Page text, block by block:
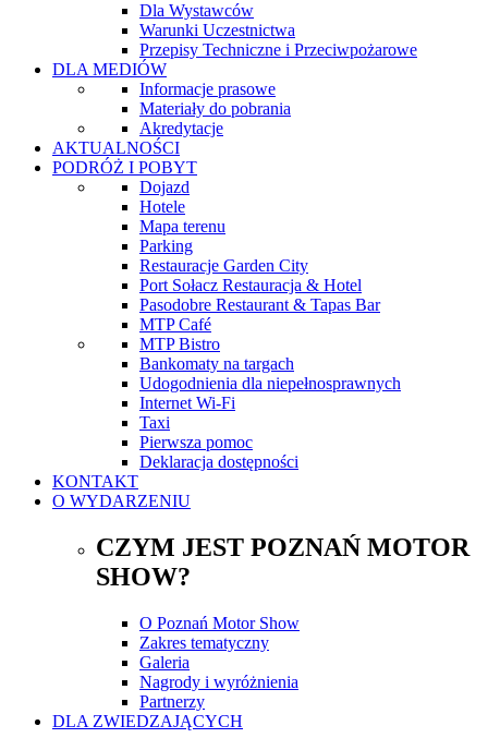
Dla Wystawców
Warunki Uczestnictwa
Przepisy Techniczne i Przeciwpożarowe
DLA MEDIÓW
Informacje prasowe
Materiały do pobrania
Akredytacje
AKTUALNOŚCI
PODRÓŻ I POBYT
Dojazd
Hotele
Mapa terenu
Parking
Restauracje Garden City
Port Sołacz Restauracja & Hotel
Pasodobre Restaurant & Tapas Bar
MTP Café
MTP Bistro
Bankomaty na targach
Udogodnienia dla niepełnosprawnych
Internet Wi-Fi
Taxi
Pierwsza pomoc
Deklaracja dostępności
KONTAKT
O WYDARZENIU
CZYM JEST POZNAŃ MOTOR
SHOW?
O Poznań Motor Show
Zakres tematyczny
Galeria
Nagrody i wyróżnienia
Partnerzy
DLA ZWIEDZAJĄCYCH